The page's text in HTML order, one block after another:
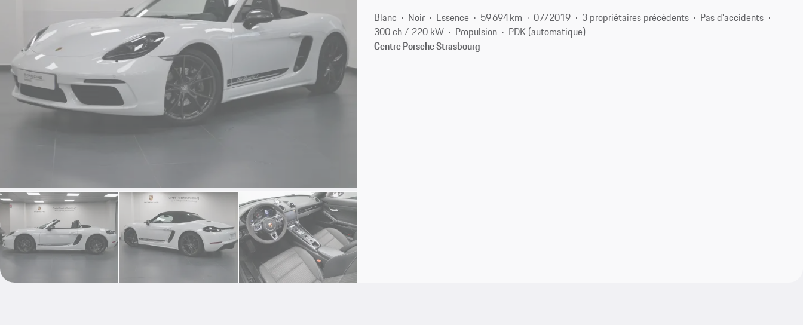
Blanc Noir Essence 59 694 km 07/2019 3 propriétaires précédents
Pas d'accidents
300 ch / 220 kW
Propulsion
PDK (automatique)
Centre Porsche Strasbourg